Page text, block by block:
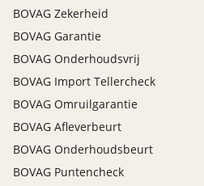
BOVAG Zekerheid
BOVAG Garantie
BOVAG Onderhoudsvrij
BOVAG Import Tellercheck
BOVAG Omruilgarantie
BOVAG Afleverbeurt
BOVAG Onderhoudsbeurt
BOVAG Puntencheck